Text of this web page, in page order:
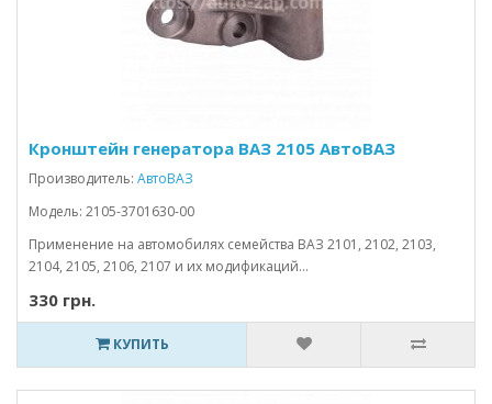
Кронштейн генератора ВАЗ 2105 АвтоВАЗ
Производитель: АвтоВАЗ
Модель: 2105-3701630-00
Применение на автомобилях семейства ВАЗ 2101, 2102, 2103,
2104, 2105, 2106, 2107 и их модификаций...
330 грн.
КУПИТЬ